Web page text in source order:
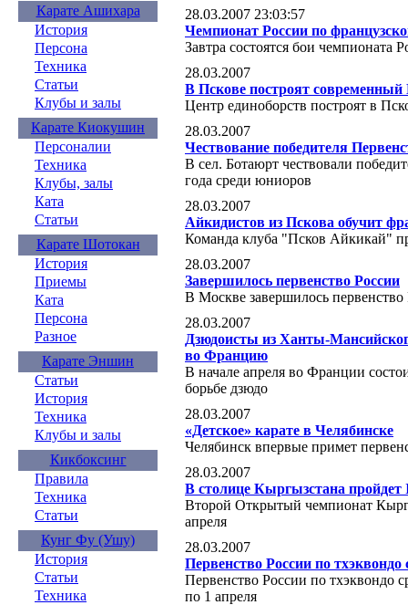
Карате Ашихара
История
Персона
Техника
Статьи
Клубы и залы
Карате Киокушин
Персоналии
Техника
Клубы, залы
Ката
Статьи
Карате Шотокан
История
Приемы
Ката
Персона
Разное
Карате Эншин
Статьи
История
Техника
Клубы и залы
Кикбоксинг
Правила
Техника
Статьи
Кунг Фу (Ушу)
История
Статьи
Техника
28.03.2007 23:03:57
Чемпионат России по
Завтра состоятся бои чемпионата
28.03.2007
В Пскове построят современный
Центр единоборств построят в
28.03.2007
Чествование победителя
В сел. Ботаюрт чествовали
года среди юниоров
28.03.2007
Айкидистов из Пскова обучит
Команда клуба "Псков Айкикай"
28.03.2007
Завершилось первенство России
В Москве завершилось
28.03.2007
Дзюдоисты из Ханты-
во Францию
В начале апреля во Франции
борьбе дзюдо
28.03.2007
«Детское» карате в Челябинске
Челябинск впервые примет
28.03.2007
В столице Кыргызстана
Второй Открытый чемпионат
апреля
28.03.2007
Первенство России по
Первенство России по тхэквондо
по 1 апреля